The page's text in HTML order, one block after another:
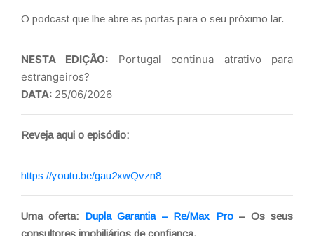
O podcast que lhe abre as portas para o seu próximo lar.
NESTA EDIÇÃO: Portugal continua atrativo para
estrangeiros?
DATA: 25/06/2026
Reveja aqui o episódio:
https://youtu.be/gau2xwQvzn8
Uma oferta: Dupla Garantia – Re/Max Pro– Os seus
consultores imobiliários de confiança.